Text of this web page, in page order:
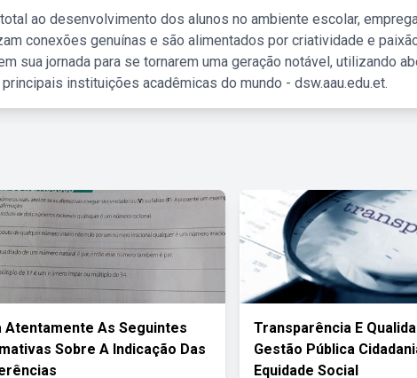
ao desenvolvimento dos alunos no ambiente escolar,
conexões genuínas e são alimentados por criatividade e
sua jornada para se tornarem uma geração notável, utilizando
instituições acadêmicas do mundo - dsw.aau.edu.et.
Atentamente As Seguintes
Sobre A Indicação Das
Transparência E
Gestão Pública
Equidade Social